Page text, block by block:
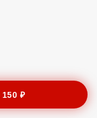
150 ₽